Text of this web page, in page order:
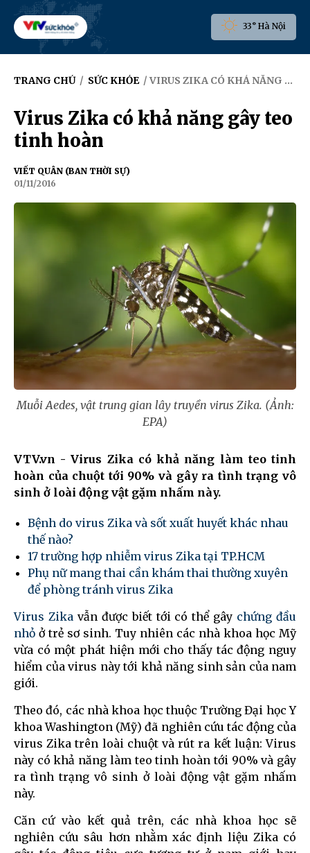
33° Hà Nội
TRANG CHỦ / SỨC KHỎE / VIRUS ZIKA CÓ KHẢ NĂNG GÂY TEO TINH HOÀN
Virus Zika có khả năng gây teo
tinh hoàn
VIẾT QUÂN (BAN THỜI SỰ)
01/11/2016
Muỗi Aedes, vật trung gian lây truyền virus Zika. (Ảnh:
EPA)
VTV.vn - Virus Zika có khả năng làm teo tinh
hoàn của chuột tới 90% và gây ra tình trạng vô
sinh ở loài động vật gặm nhấm này.
Bệnh do virus Zika và sốt xuất huyết khác nhau
thế nào?
17 trường hợp nhiễm virus Zika tại TP.HCM
Phụ nữ mang thai cần khám thai thường xuyên
để phòng tránh virus Zika
Virus Zikavẫn được biết tới có thể gây chứng đầu
nhỏ ở trẻ sơ sinh. Tuy nhiên các nhà khoa học Mỹ
vừa có một phát hiện mới cho thấy tác động nguy
hiểm của virus này tới khả năng sinh sản của nam
giới.
Theo đó, các nhà khoa học thuộc Trường Đại học Y
khoa Washington (Mỹ) đã nghiên cứu tác động của
virus Zika trên loài chuột và rút ra kết luận: Virus
này có khả năng làm teo tinh hoàn tới 90% và gây
ra tình trạng vô sinh ở loài động vật gặm nhấm
này.
Căn cứ vào kết quả trên, các nhà khoa học sẽ
nghiên cứu sâu hơn nhằm xác định liệu Zika có